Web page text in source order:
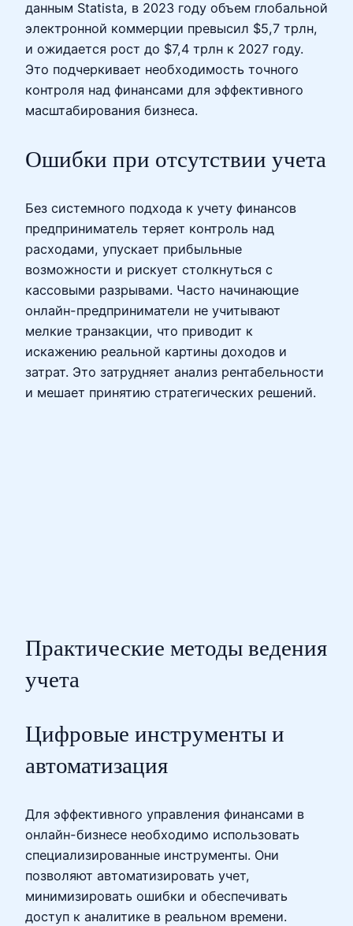
данным Statista, в 2023 году объем глобальной
электронной коммерции превысил $5,7 трлн,
и ожидается рост до $7,4 трлн к 2027 году.
Это подчеркивает необходимость точного
контроля над финансами для эффективного
масштабирования бизнеса.
Ошибки при отсутствии учета
Без системного подхода к учету финансов
предприниматель теряет контроль над
расходами, упускает прибыльные
возможности и рискует столкнуться с
кассовыми разрывами. Часто начинающие
онлайн-предприниматели не учитывают
мелкие транзакции, что приводит к
искажению реальной картины доходов и
затрат. Это затрудняет анализ рентабельности
и мешает принятию стратегических решений.
Практические методы ведения
учета
Цифровые инструменты и
автоматизация
Для эффективного управления финансами в
онлайн-бизнесе необходимо использовать
специализированные инструменты. Они
позволяют автоматизировать учет,
минимизировать ошибки и обеспечивать
доступ к аналитике в реальном времени.